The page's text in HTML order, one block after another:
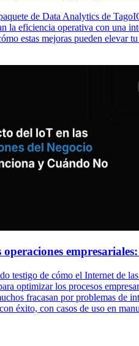
de Data Analytics de
la eficiencia operativa con una
estas mejoras pueden elevar
testigo de cómo el Internet de
optimizar los procesos
fracasan por problemas de
éxito, con casos de uso en